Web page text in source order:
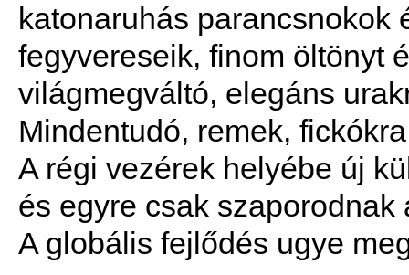
katonaruhás parancsnokok
fegyvereseik, finom öltönyt
világmegváltó, elegáns
Mindentudó, remek,
A régi vezérek helyébe új
és egyre csak
A globális fejlődés ugye